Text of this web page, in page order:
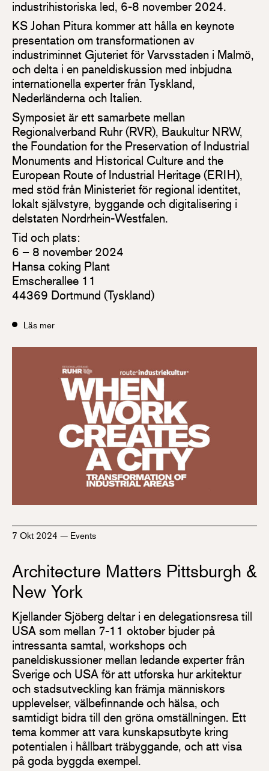
industrihistoriska led, 6-8 november 2024.
KS Johan Pitura kommer att hålla en keynote
presentation om transformationen av
industriminnet Gjuteriet för Varvsstaden i Malmö,
och delta i en paneldiskussion med inbjudna
internationella experter från Tyskland,
Nederländerna och Italien.
Symposiet är ett samarbete mellan
Regionalverband Ruhr (RVR), Baukultur NRW,
the Foundation for the Preservation of Industrial
Monuments and Historical Culture and the
European Route of Industrial Heritage (ERIH),
med stöd från Ministeriet för regional identitet,
lokalt självstyre, byggande och digitalisering i
delstaten Nordrhein-Westfalen.
Tid och plats:
6 – 8 november 2024
Hansa coking Plant
Emscherallee 11
44369 Dortmund (Tyskland)
Läs mer
7 Okt 2024 — Events
Architecture Matters Pittsburgh &
New York
Kjellander Sjöberg deltar i en delegationsresa till
USA som mellan 7-11 oktober bjuder på
intressanta samtal, workshops och
paneldiskussioner mellan ledande experter från
Sverige och USA för att utforska hur arkitektur
och stadsutveckling kan främja människors
upplevelser, välbefinnande och hälsa, och
samtidigt bidra till den gröna omställningen. Ett
tema kommer att vara kunskapsutbyte kring
potentialen i hållbart träbyggande, och att visa
på goda byggda exempel.